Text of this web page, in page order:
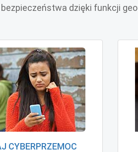
bezpieczeństwa dzięki funkcji
CYBERPRZEMOC